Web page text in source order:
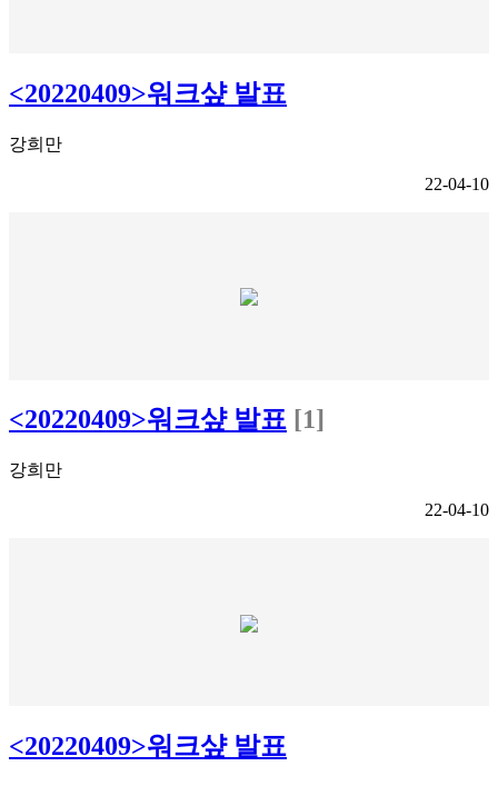
<20220409>워크샾 발표
강희만
22-04-10
<20220409>워크샾 발표 [1]
강희만
22-04-10
<20220409>워크샾 발표